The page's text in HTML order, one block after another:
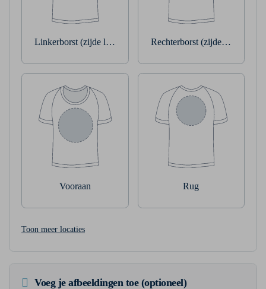
Linkerborst (zijde linkerarm) Rechterborst (zijde
Vooraan Rug
Toon meer locaties
Voeg je afbeeldingen toe (optioneel)